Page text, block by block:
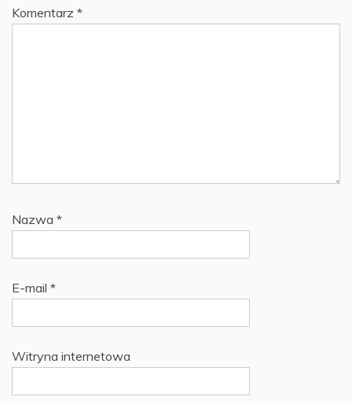
Komentarz *
Nazwa *
E-mail *
Witryna internetowa